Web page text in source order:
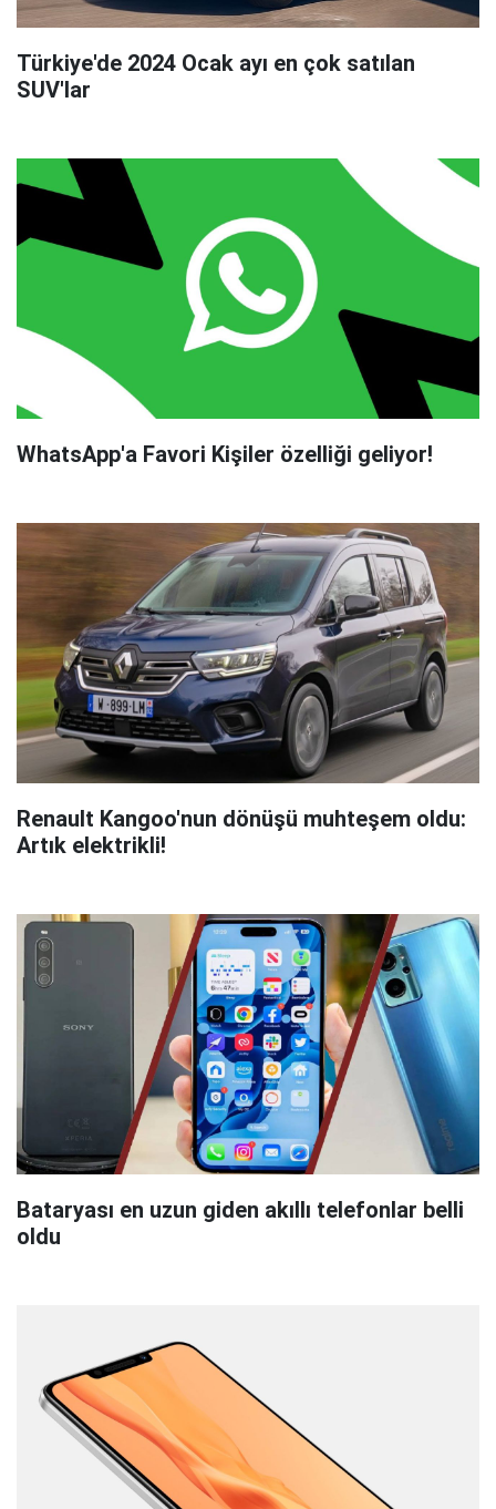
Türkiye'de 2024 Ocak ayı en çok satılan
SUV'lar
WhatsApp'a Favori Kişiler özelliği geliyor!
Renault Kangoo'nun dönüşü muhteşem oldu:
Artık elektrikli!
Bataryası en uzun giden akıllı telefonlar belli
oldu